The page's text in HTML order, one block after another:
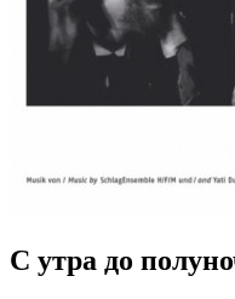
С утра до